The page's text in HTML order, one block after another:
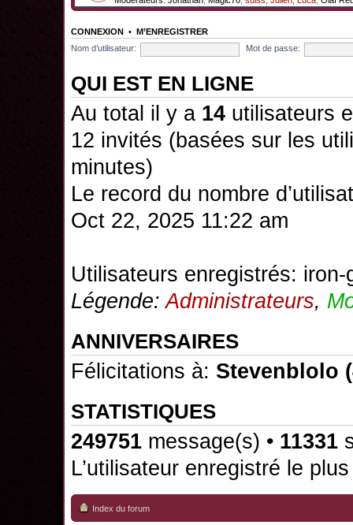
CONNEXION • M’ENREGISTRER
Nom d’utilisateur:
Mot de passe:
QUI EST EN LIGNE
Au total il y a 14 utilisateurs
12 invités (basées sur les
minutes)
Le record du nombre
Oct 22, 2025 11:22 am
Utilisateurs enregistrés: iron-
Légende:Administrateurs,
ANNIVERSAIRES
Félicitations à: Stevenblolo
STATISTIQUES
249751 message(s) • 11331
L’utilisateur enregistré le
Index du forum